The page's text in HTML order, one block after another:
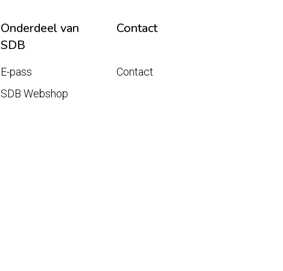
Onderdeel van
SDB
Contact
E-pass
SDB Webshop
Contact